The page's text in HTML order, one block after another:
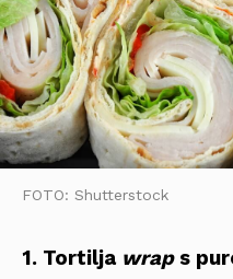
FOTO: Shutterstock
1. Tortilja wraps